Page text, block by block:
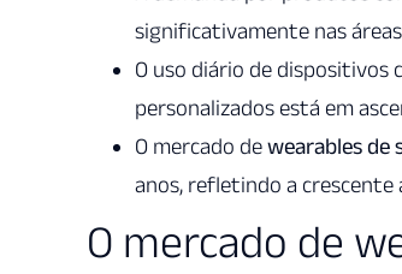
significativamente nas
O uso diário de dispositivos
personalizados está em
O mercado dewearables de
anos, refletindo a crescente
O mercado de